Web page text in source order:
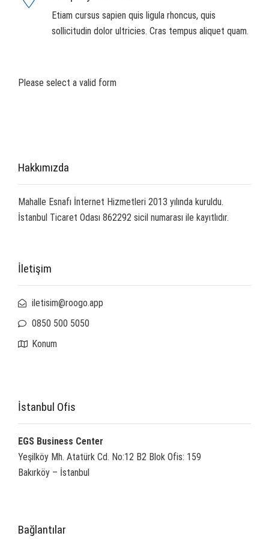
Etiam cursus sapien quis ligula rhoncus, quis
sollicitudin dolor ultricies. Cras tempus aliquet quam.
Please select a valid form
Hakkımızda
Mahalle Esnafı İnternet Hizmetleri 2013 yılında kuruldu.
İstanbul Ticaret Odası 862292 sicil numarası ile kayıtlıdır.
İletişim
iletisim@roogo.app
0850 500 5050
Konum
İstanbul Ofis
EGS Business Center
Yeşilköy Mh. Atatürk Cd. No:12 B2 Blok Ofis: 159
Bakırköy – İstanbul
Bağlantılar